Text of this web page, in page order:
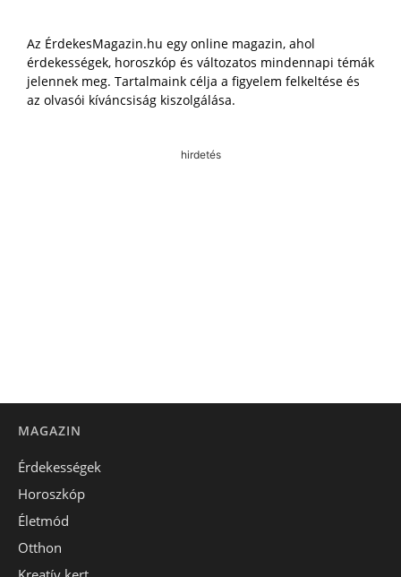
Az ÉrdekesMagazin.hu egy online magazin, ahol
érdekességek, horoszkóp és változatos mindennapi témák
jelennek meg. Tartalmaink célja a figyelem felkeltése és
az olvasói kíváncsiság kiszolgálása.
hirdetés
MAGAZIN
Érdekességek
Horoszkóp
Életmód
Otthon